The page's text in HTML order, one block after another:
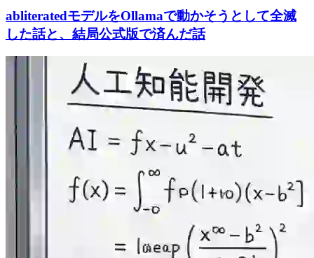
abliteratedモデルをOllamaで動かそうとして全滅
した話と、結局公式版で済んだ話